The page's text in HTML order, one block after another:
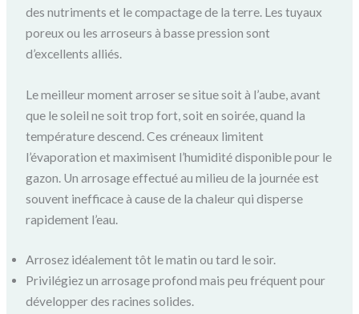
des nutriments et le compactage de la terre. Les tuyaux
poreux ou les arroseurs à basse pression sont
d’excellents alliés.
Le meilleur moment arroser se situe soit à l’aube, avant
que le soleil ne soit trop fort, soit en soirée, quand la
température descend. Ces créneaux limitent
l’évaporation et maximisent l’humidité disponible pour le
gazon. Un arrosage effectué au milieu de la journée est
souvent inefficace à cause de la chaleur qui disperse
rapidement l’eau.
Arrosez idéalement tôt le matin ou tard le soir.
Privilégiez un arrosage profond mais peu fréquent pour
développer des racines solides.